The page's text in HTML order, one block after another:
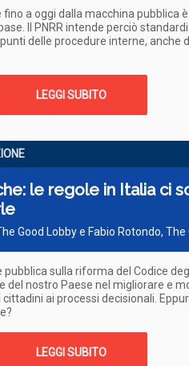
a oggi dalla macchina pubblica
Il PNRR intende perciò
delle procedure interne, anche
LEGGI SUBITO
le regole in Italia ci
Good Lobby e Fabio Rotondo, The
pubblica sulla riforma del Codice
del nostro Paese nel migliorare e
ai processi decisionali.
LEGGI SUBITO